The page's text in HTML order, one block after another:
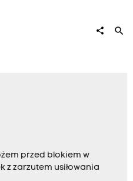
share search
przed blokiem w
z zarzutem usiłowania